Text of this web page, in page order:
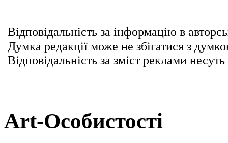
Відповідальність за інформацію в
Думка редакції може не збігатися з
Відповідальність за зміст реклами
Art-Особистості